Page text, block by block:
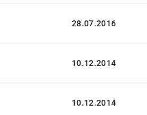
28.07.2016
10.12.2014
10.12.2014